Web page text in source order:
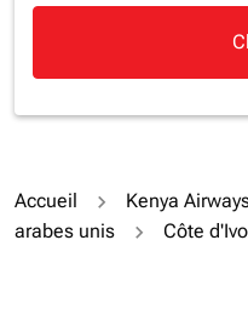
Accueil Kenya
arabes unis
Côte